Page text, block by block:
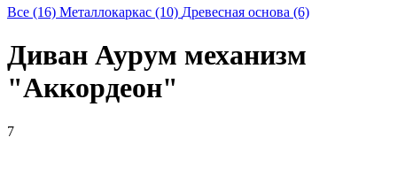
Все (16) Металлокаркас (10) Древесная основа (6)
Диван Аурум механизм
"Аккордеон"
7